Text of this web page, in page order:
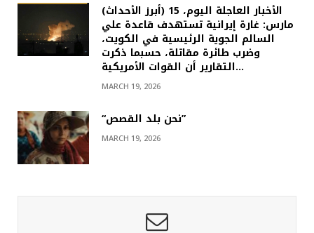
(أبرز الأحداث) الأخبار العاجلة اليوم، 15
مارس: غارة إيرانية تستهدف قاعدة علي
السالم الجوية الرئيسية في الكويت،
وضرب طائرة مقاتلة، حسبما ذكرت
التقارير أن القوات الأمريكية…
MARCH 19, 2026
“نحن بلد القصص”
MARCH 19, 2026